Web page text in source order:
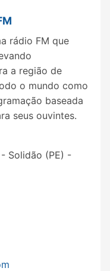
rádio FM que
a região de
o mundo como
baseada
seus ouvintes.
Solidão (PE) -